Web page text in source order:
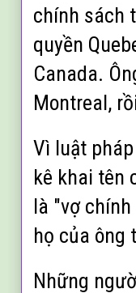
chính sách
quyền
Canada.
Montreal,
Vì luật
kê khai tên
là "vợ
họ của ông
Những